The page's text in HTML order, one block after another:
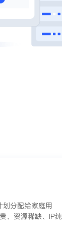
分配给家庭用
、资源稀缺、IP纯